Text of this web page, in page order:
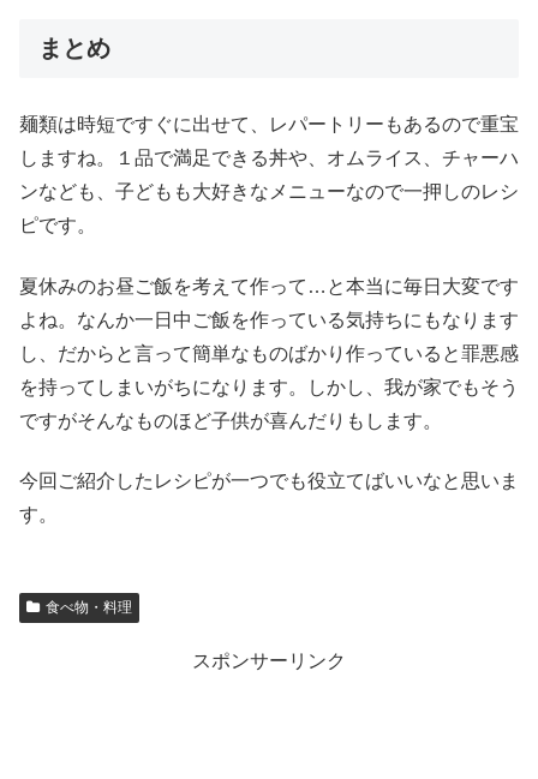
まとめ
麺類は時短ですぐに出せて、レパートリーもあるので重宝
しますね。１品で満足できる丼や、オムライス、チャーハ
ンなども、子どもも大好きなメニューなので一押しのレシ
ピです。
夏休みのお昼ご飯を考えて作って…と本当に毎日大変です
よね。なんか一日中ご飯を作っている気持ちにもなります
し、だからと言って簡単なものばかり作っていると罪悪感
を持ってしまいがちになります。しかし、我が家でもそう
ですがそんなものほど子供が喜んだりもします。
今回ご紹介したレシピが一つでも役立てばいいなと思いま
す。
食べ物・料理
スポンサーリンク